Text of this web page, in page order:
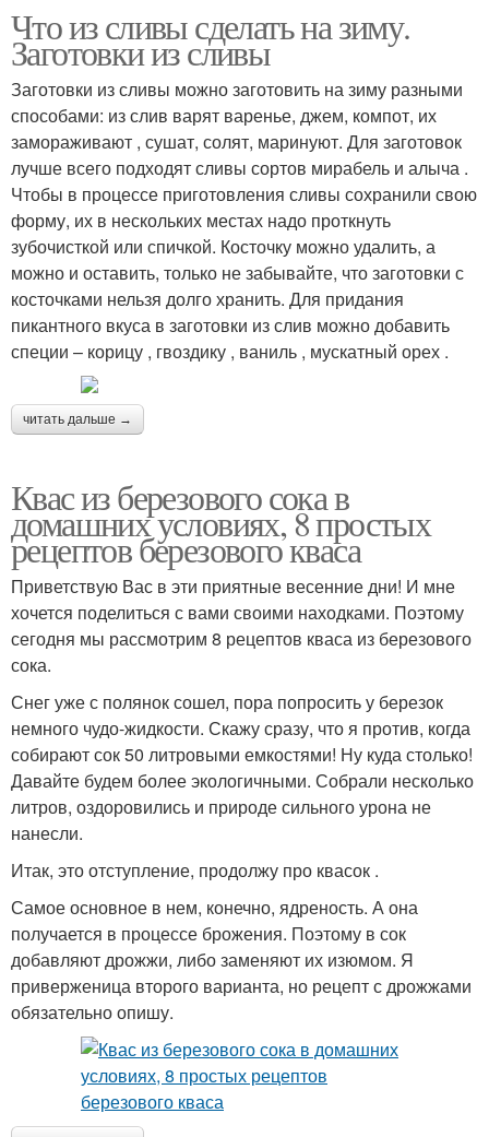
Что из сливы сделать на зиму.
Заготовки из сливы
Заготовки из сливы можно заготовить на зиму разными
способами: из слив варят варенье, джем, компот, их
замораживают , сушат, солят, маринуют. Для заготовок
лучше всего подходят сливы сортов мирабель и алыча .
Чтобы в процессе приготовления сливы сохранили свою
форму, их в нескольких местах надо проткнуть
зубочисткой или спичкой. Косточку можно удалить, а
можно и оставить, только не забывайте, что заготовки с
косточками нельзя долго хранить. Для придания
пикантного вкуса в заготовки из слив можно добавить
специи – корицу , гвоздику , ваниль , мускатный орех .
читать дальше →
Квас из березового сока в
домашних условиях, 8 простых
рецептов березового кваса
Приветствую Вас в эти приятные весенние дни! И мне
хочется поделиться с вами своими находками. Поэтому
сегодня мы рассмотрим 8 рецептов кваса из березового
сока.
Снег уже с полянок сошел, пора попросить у березок
немного чудо-жидкости. Скажу сразу, что я против, когда
собирают сок 50 литровыми емкостями! Ну куда столько!
Давайте будем более экологичными. Собрали несколько
литров, оздоровились и природе сильного урона не
нанесли.
Итак, это отступление, продолжу про квасок .
Самое основное в нем, конечно, ядреность. А она
получается в процессе брожения. Поэтому в сок
добавляют дрожжи, либо заменяют их изюмом. Я
приверженица второго варианта, но рецепт с дрожжами
обязательно опишу.